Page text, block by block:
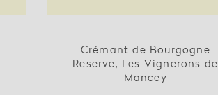
Crémant de Bourgogne
Reserve, Les Vignerons de
Mancey